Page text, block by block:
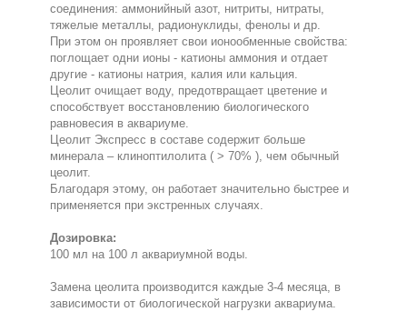
соединения: аммонийный азот, нитриты, нитраты,
тяжелые металлы, радионуклиды, фенолы и др.
При этом он проявляет свои ионообменные свойства:
поглощает одни ионы - катионы аммония и отдает
другие - катионы натрия, калия или кальция.
Цеолит очищает воду, предотвращает цветение и
способствует восстановлению биологического
равновесия в аквариуме.
Цеолит Экспресс в составе содержит больше
минерала – клиноптилолита ( > 70% ), чем обычный
цеолит.
Благодаря этому, он работает значительно быстрее и
применяется при экстренных случаях.
Дозировка:
100 мл на 100 л аквариумной воды.
Замена цеолита производится каждые 3-4 месяца, в
зависимости от биологической нагрузки аквариума.